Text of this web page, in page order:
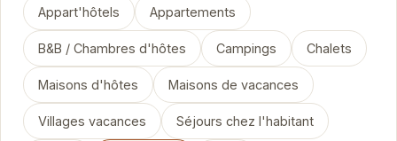
Appart'hôtels Appartements
B&B / Chambres d'hôtes Campings Chalets
Maisons d'hôtes Maisons de vacances
Villages vacances Séjours chez l'habitant